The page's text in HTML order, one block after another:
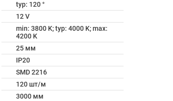
typ: 120 °
12 V
min: 3800 K; typ: 4000 K; max:
4200 K
25 мм
IP20
SMD 2216
120 шт/м
3000 мм